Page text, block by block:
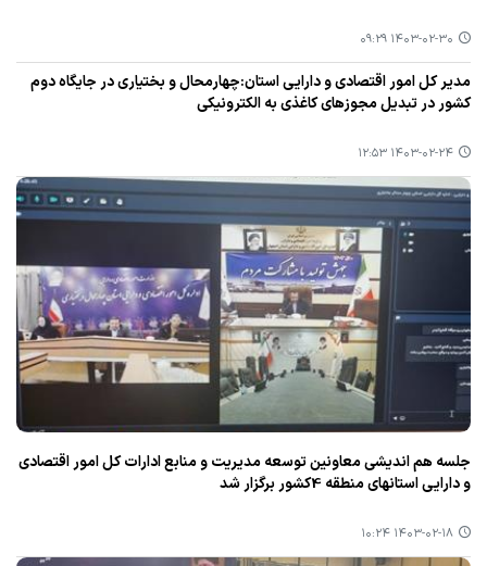
۱۴۰۳-۰۲-۳۰ ۰۹:۲۹
مدیر كل امور اقتصادی و دارایی استان:چهارمحال و بختیاری در جایگاه دوم
كشور در تبدیل مجوزهای كاغذی به الكترونیكی
۱۴۰۳-۰۲-۲۴ ۱۲:۵۳
جلسه هم اندیشی معاونین توسعه مدیریت و منابع ادارات كل امور اقتصادی
و دارایی استانهای منطقه 4كشور برگزار شد
۱۴۰۳-۰۲-۱۸ ۱۰:۲۴